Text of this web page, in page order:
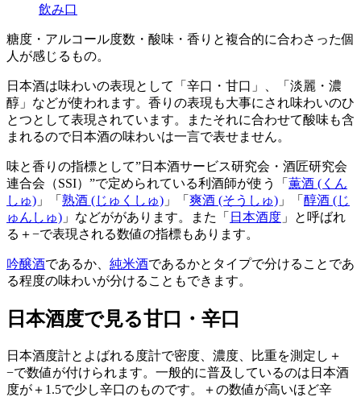
飲み口
糖度・アルコール度数・酸味・香りと複合的に合わさった個
人が感じるもの。
日本酒は味わいの表現として「辛口・甘口」、「淡麗・濃
醇」などが使われます。香りの表現も大事にされ味わいのひ
とつとして表現されています。またそれに合わせて酸味も含
まれるので日本酒の味わいは一言で表せません。
味と香りの指標として”日本酒サービス研究会・酒匠研究会
連合会（SSI）”で定められている利酒師が使う「 薫酒 (くん
しゅ) 」「 熟酒 (じゅくしゅ) 」「 爽酒 (そうしゅ) 」「 醇酒 (じ
ゅんしゅ) 」などががあります。また「 日本酒度 」と呼ばれ
る＋−で表現される数値の指標もあります。
吟醸酒であるか、 純米酒であるかとタイプで分けることであ
る程度の味わいが分けることもできます。
日本酒度で見る甘口・辛口
日本酒度計とよばれる度計で密度、濃度、比重を測定し＋
−で数値が付けられます。一般的に普及しているのは日本酒
度が＋1.5で少し辛口のものです。＋の数値が高いほど辛